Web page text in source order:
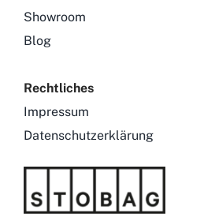
Showroom
Blog
Rechtliches
Impressum
Datenschutzerklärung